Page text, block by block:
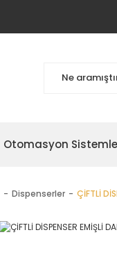
Otomasyon
Dispenserler ÇİFTLİ